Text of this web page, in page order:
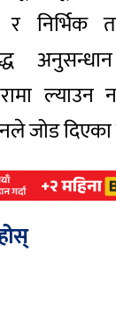
र निर्भिक
ल्याउन
जोड